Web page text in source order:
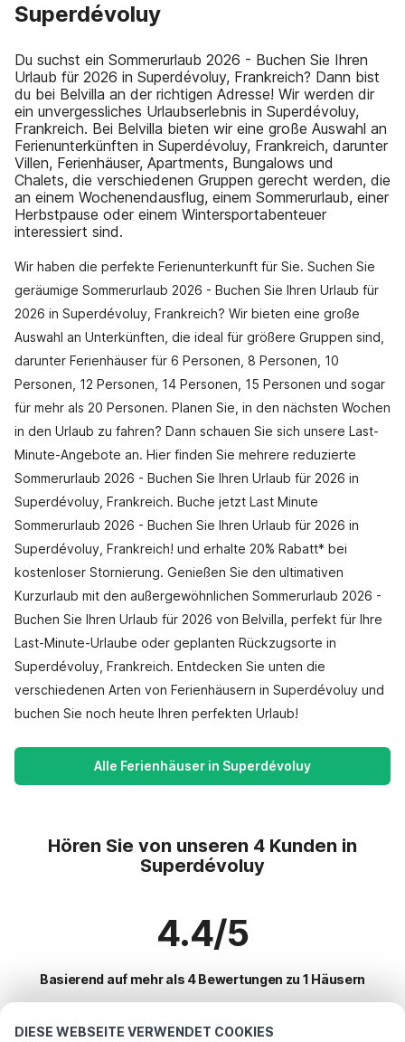
DIESE WEBSEITE VERWENDET COOKIES
Superdévoluy
Du suchst ein Sommerurlaub 2026 - Buchen Sie Ihren
Urlaub für 2026 in Superdévoluy, Frankreich? Dann bist
du bei Belvilla an der richtigen Adresse! Wir werden dir
ein unvergessliches Urlaubserlebnis in Superdévoluy,
Frankreich. Bei Belvilla bieten wir eine große Auswahl an
Ferienunterkünften in Superdévoluy, Frankreich, darunter
Villen, Ferienhäuser, Apartments, Bungalows und
Chalets, die verschiedenen Gruppen gerecht werden, die
an einem Wochenendausflug, einem Sommerurlaub, einer
Herbstpause oder einem Wintersportabenteuer
interessiert sind.
Wir haben die perfekte Ferienunterkunft für Sie. Suchen Sie
geräumige Sommerurlaub 2026 - Buchen Sie Ihren Urlaub für
2026 in Superdévoluy, Frankreich? Wir bieten eine große
Auswahl an Unterkünften, die ideal für größere Gruppen sind,
darunter Ferienhäuser für 6 Personen, 8 Personen, 10
Personen, 12 Personen, 14 Personen, 15 Personen und sogar
für mehr als 20 Personen. Planen Sie, in den nächsten Wochen
in den Urlaub zu fahren? Dann schauen Sie sich unsere Last-
Minute-Angebote an. Hier finden Sie mehrere reduzierte
Sommerurlaub 2026 - Buchen Sie Ihren Urlaub für 2026 in
Superdévoluy, Frankreich. Buche jetzt Last Minute
Sommerurlaub 2026 - Buchen Sie Ihren Urlaub für 2026 in
Superdévoluy, Frankreich! und erhalte 20% Rabatt* bei
kostenloser Stornierung. Genießen Sie den ultimativen
Kurzurlaub mit den außergewöhnlichen Sommerurlaub 2026 -
Buchen Sie Ihren Urlaub für 2026 von Belvilla, perfekt für Ihre
Last-Minute-Urlaube oder geplanten Rückzugsorte in
Superdévoluy, Frankreich. Entdecken Sie unten die
verschiedenen Arten von Ferienhäusern in Superdévoluy und
buchen Sie noch heute Ihren perfekten Urlaub!
Alle Ferienhäuser in Superdévoluy
Hören Sie von unseren 4 Kunden in
Superdévoluy
4.4/5
Basierend auf mehr als 4 Bewertungen zu 1 Häusern